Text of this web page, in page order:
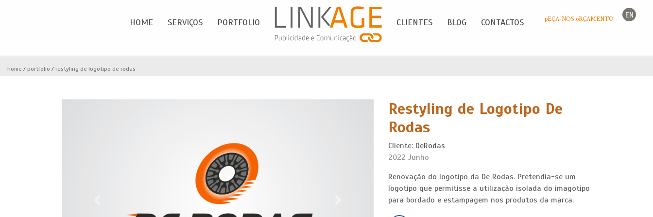
EN
Serviços
HOME SERVIÇOS PORTFOLIO CLIENTES BLOG CONTACTOS pEÇA-NOS oRÇAMENTO
home portfolio restyling de logotipo de rodas
Restyling de Logotipo De
Rodas
Cliente: DeRodas
2022 Junho
Renovação do logotipo da De Rodas. Pretendia-se um
logotipo que permitisse a utilização isolada do imagotipo
para bordado e estampagem nos produtos da marca.